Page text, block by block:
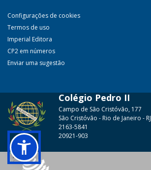
Configurações de cookies
Termos de uso
Imperial Editora
CP2 em números
Enviar uma sugestão
Colégio Pedro II
Campo de São Cristóvão, 177
São Cristóvão - Rio de Janeiro - RJ
2163-5841
20921-903